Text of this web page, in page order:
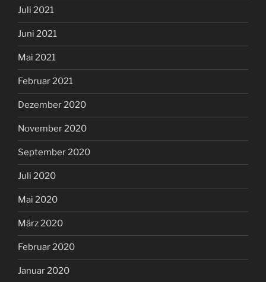
Juli 2021
Juni 2021
Mai 2021
Februar 2021
Dezember 2020
November 2020
September 2020
Juli 2020
Mai 2020
März 2020
Februar 2020
Januar 2020